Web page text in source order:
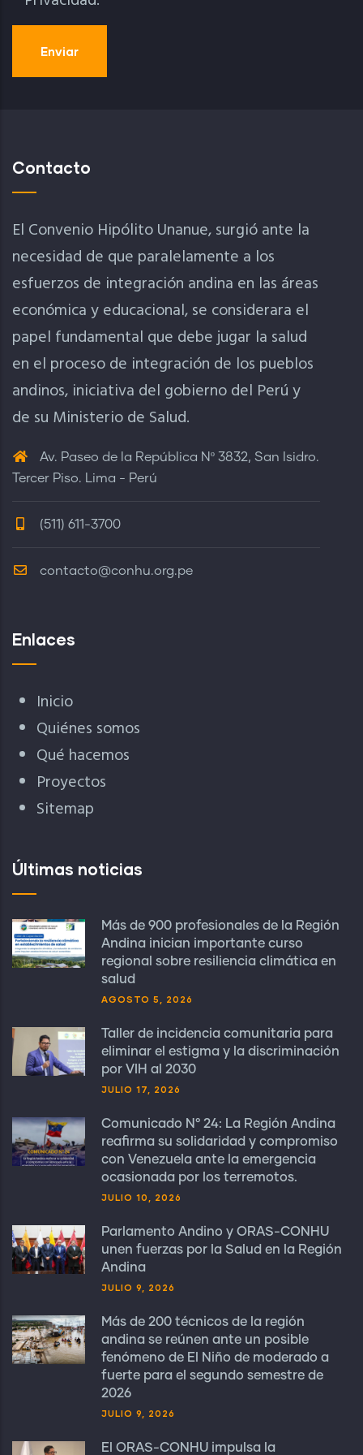
Contacto
El Convenio Hipólito Unanue, surgió ante la
necesidad de que paralelamente a los
esfuerzos de integración andina en las áreas
económica y educacional, se considerara el
papel fundamental que debe jugar la salud
en el proceso de integración de los pueblos
andinos, iniciativa del gobierno del Perú y
de su Ministerio de Salud.
Av. Paseo de la República Nº 3832, San Isidro.
Tercer Piso. Lima - Perú
(511) 611-3700
contacto@conhu.org.pe
Enlaces
Inicio
Quiénes somos
Qué hacemos
Proyectos
Sitemap
Últimas noticias
Más de 900 profesionales de la Región
Andina inician importante curso
regional sobre resiliencia climática en
salud
AGOSTO 5, 2026
Taller de incidencia comunitaria para
eliminar el estigma y la discriminación
por VIH al 2030
JULIO 17, 2026
Comunicado N° 24: La Región Andina
reafirma su solidaridad y compromiso
con Venezuela ante la emergencia
ocasionada por los terremotos.
JULIO 10, 2026
Parlamento Andino y ORAS-CONHU
unen fuerzas por la Salud en la Región
Andina
JULIO 9, 2026
Más de 200 técnicos de la región
andina se reúnen ante un posible
fenómeno de El Niño de moderado a
fuerte para el segundo semestre de
2026
JULIO 9, 2026
El ORAS-CONHU impulsa la